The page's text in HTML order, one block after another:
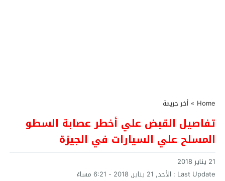
Home
» أخر جريمة
تفاصيل القبض علي أخطر عصابة السطو
المسلح علي السيارات في الجيزة
21 يناير 2018
Last Update : الأحد, 21 يناير, 2018 - 6:21 مساءً